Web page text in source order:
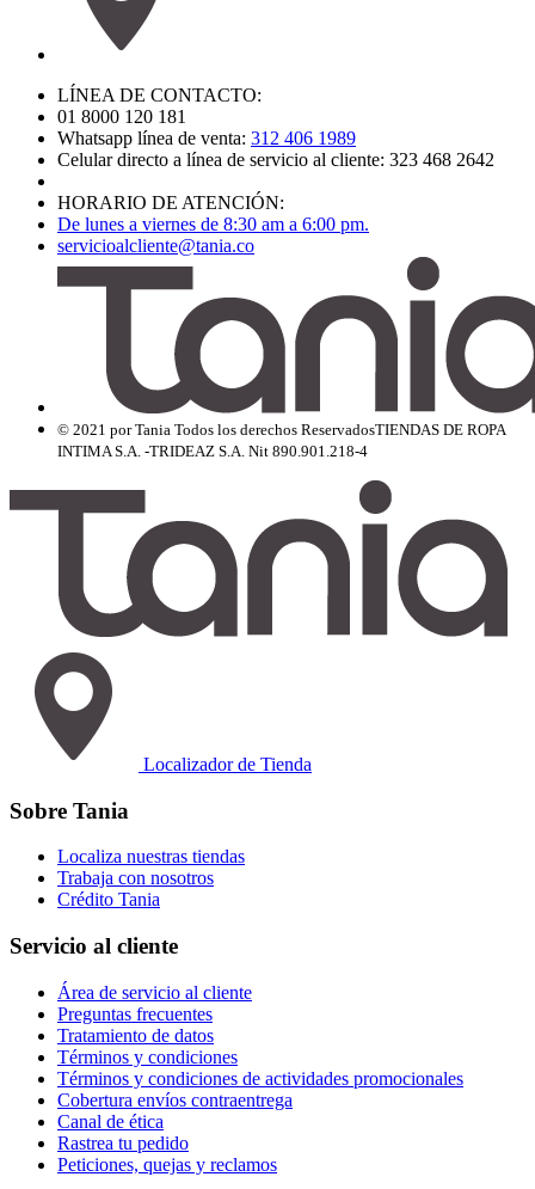
LÍNEA DE CONTACTO:
01 8000 120 181
Whatsapp línea de venta: 312 406 1989
Celular directo a línea de servicio al cliente: 323 468 2642
HORARIO DE ATENCIÓN:
De lunes a viernes de 8:30 am a 6:00 pm.
servicioalcliente@tania.co
© 2021 por Tania Todos los derechos ReservadosTIENDAS DE ROPA
INTIMA S.A. -TRIDEAZ S.A. Nit 890.901.218-4
Localizador de Tienda
Sobre Tania
Localiza nuestras tiendas
Trabaja con nosotros
Crédito Tania
Servicio al cliente
Área de servicio al cliente
Preguntas frecuentes
Tratamiento de datos
Términos y condiciones
Términos y condiciones de actividades promocionales
Cobertura envíos contraentrega
Canal de ética
Rastrea tu pedido
Peticiones, quejas y reclamos